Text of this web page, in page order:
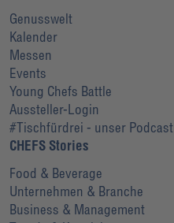
Genusswelt
Kalender
Messen
Events
Young Chefs Battle
Aussteller-Login
#Tischfürdrei - unser Podcast
CHEFS Stories
Food & Beverage
Unternehmen & Branche
Business & Management